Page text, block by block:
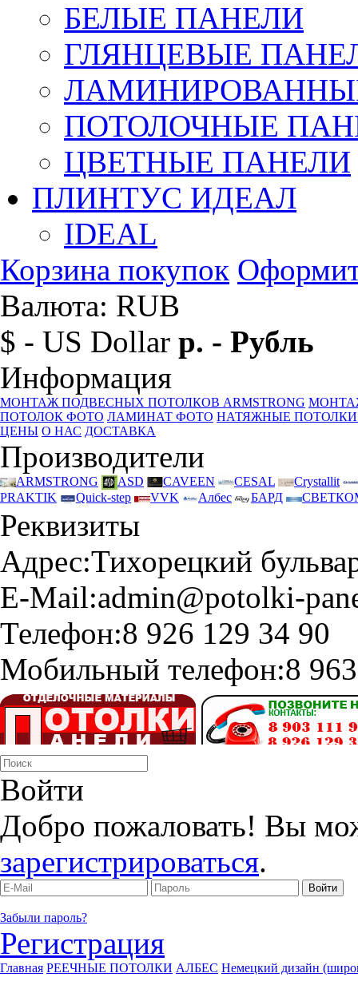
БЕЛЫЕ ПАНЕЛИ
ГЛЯНЦЕВЫЕ
ПОТОЛОЧНЫЕ
ЦВЕТНЫЕ ПАНЕЛИ
ПЛИНТУС ИДЕАЛ
IDEAL
Корзина покупок
Валюта: RUB
$ - US Dollar р. - Рубль
Информация
МОНТАЖ ПОДВЕСНЫХ ПОТОЛКОВ ARMSTRONG
ПОТОЛОК ФОТО ЛАМИНАТ ФОТО НАТЯЖНЫЕ ПОТОЛКИ
ЦЕНЫ О НАС ДОСТАВКА
Производители
ARMSTRONG ASD CAVEEN CESAL
Crystallit
PRAKTIK
Quick-step VVK Албес БАРД
Реквизиты
Адрес:Тихорецкий
E-Mail:admin@potolki-
Телефон:8 926 129 34 90
Мобильный телефон:8
Войти
Добро пожаловать! Вы
зарегистрироваться.
Забыли пароль?
Регистрация
Главная РЕЕЧНЫЕ ПОТОЛКИ АЛБЕС Немецкий дизайн